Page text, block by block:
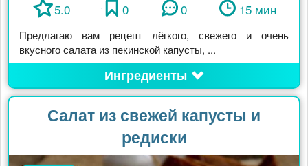
5.0 0 0 15 мин
Предлагаю вам рецепт лёгкого, свежего и очень
вкусного салата из пекинской капусты, ...
Ингредиенты
Салат из свежей капусты и
редиски